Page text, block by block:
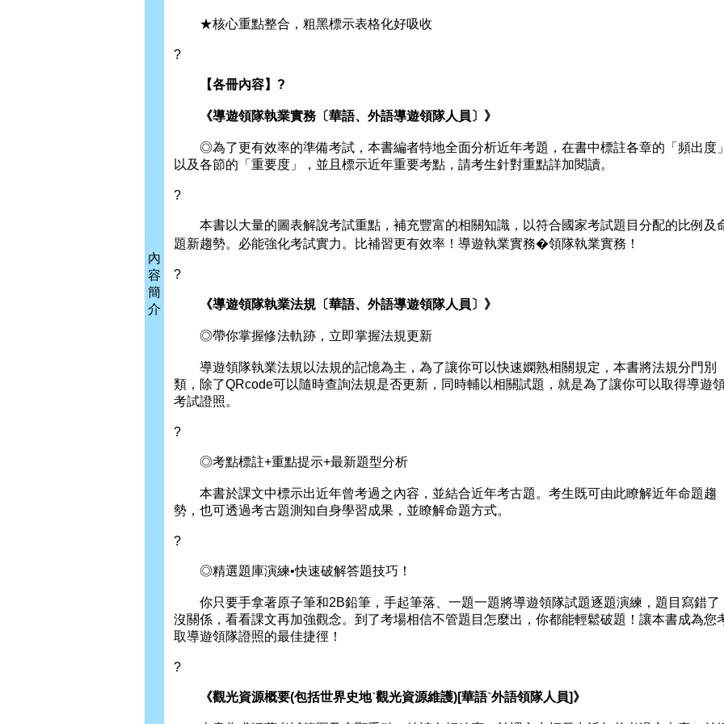
內
容
簡
介
★核心重點整合，粗黑標示表格化好吸收
?
【各冊內容】?
《導遊領隊執業實務〔華語、外語導遊領隊人員〕》
◎為了更有效率的準備考試，本書編者特地全面分析近年考題，在書中標註各章的「頻出度
以及各節的「重要度」，並且標示近年重要考點，請考生針對重點詳加閱讀。
?
本書以大量的圖表解說考試重點，補充豐富的相關知識，以符合國家考試題目分配的比例及
題新趨勢。必能強化考試實力。比補習更有效率！導遊執業實務�領隊執業實務！
?
《導遊領隊執業法規〔華語、外語導遊領隊人員〕》
◎帶你掌握修法軌跡，立即掌握法規更新
導遊領隊執業法規以法規的記憶為主，為了讓你可以快速嫻熟相關規定，本書將法規分門別
類，除了QRcode可以隨時查詢法規是否更新，同時輔以相關試題，就是為了讓你可以取得導遊
考試證照。
?
◎考點標註+重點提示+最新題型分析
本書於課文中標示出近年曾考過之內容，並結合近年考古題。考生既可由此瞭解近年命題趨
勢，也可透過考古題測知自身學習成果，並瞭解命題方式。
?
◎精選題庫演練•快速破解答題技巧！
你只要手拿著原子筆和2B鉛筆，手起筆落、一題一題將導遊領隊試題逐題演練，題目寫錯了
沒關係，看看課文再加強觀念。到了考場相信不管題目怎麼出，你都能輕鬆破題！讓本書成為您
取導遊領隊證照的最佳捷徑！
?
《觀光資源概要(包括世界史地ˋ觀光資源維護)[華語ˋ外語領隊人員]》